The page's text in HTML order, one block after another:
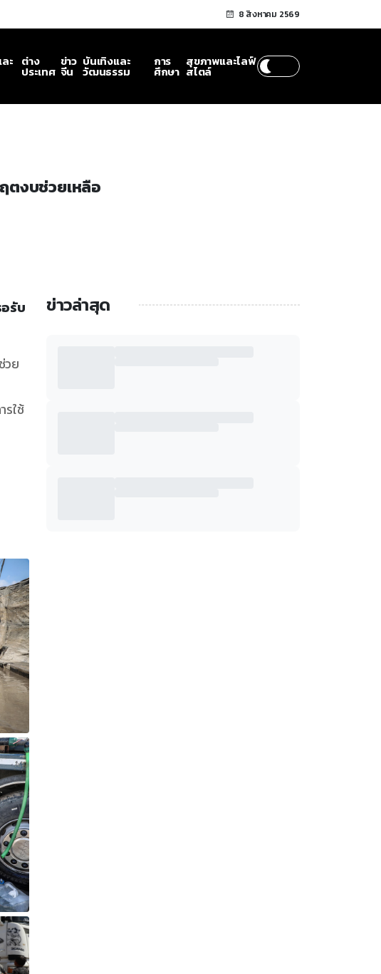
8 สิงหาคม 2569
ะ ต่าง
ประเทศ
ข่าว
จีน
บันเทิงและ
วัฒนธรรม
การ
ศึกษา
สุขภาพและไลฟ์
สไตล์
ตงบช่วยเหลือ
รับ
วย
ใช้
ข่าวล่าสุด